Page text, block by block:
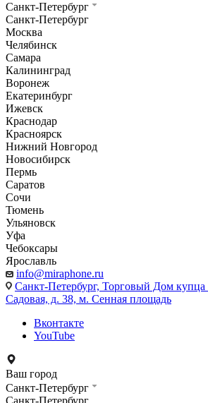
Санкт-Петербург
Санкт-Петербург
Москва
Челябинск
Самара
Калининград
Воронеж
Екатеринбург
Ижевск
Краснодар
Красноярск
Нижний Новгород
Новосибирск
Пермь
Саратов
Сочи
Тюмень
Ульяновск
Уфа
Чебоксары
Ярославль
info@miraphone.ru
Санкт-Петербург, Торговый Дом купца
Садовая, д. 38, м. Сенная площадь
Вконтакте
YouTube
Ваш город
Санкт-Петербург
Санкт-Петербург